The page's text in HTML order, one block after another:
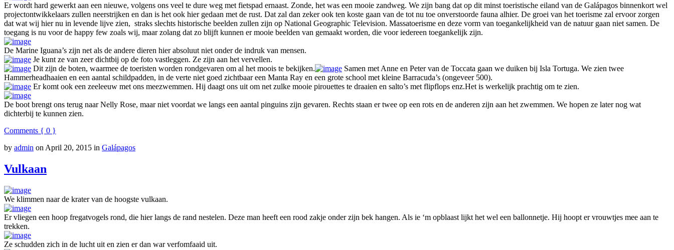
Er wordt hard gewerkt aan een nieuwe, volgens ons veel te dure weg met fietspad ernaast. Zonde, het was een mooie zandweg. We zijn bang dat op dit minst toeristische eiland van de Galápagos binnenkort wel
projectontwikkelaars zullen neerstrijken en dan is het ook hier gedaan met de rust. Dat zal dan zeker ook ten koste gaan van de tot nu toe onverstoorde fauna alhier. De groei van het toerisme zal ervoor zorgen
dat wat wij hier nu in levende lijve zien, straks slechts historische beelden zullen zijn op National Geographic Television. Massatoerisme en deze vorm van toegankelijkheid van de natuur gaan niet samen. De
toegang is nu voor de happy few zoals wij, maar zolang dat zo blijft kunnen er mooie beelden van gemaakt worden, die voor iedereen toegankelijk zijn.
De Marine Iguana’s zijn net als de andere dieren hier absoluut niet onder de indruk van mensen.
Je kunt ze van zeer dichtbij op de foto vastleggen. Ze zijn aan het vervellen.
Dit zijn de boten, waarmee de toeristen worden rondgevaren om al het moois te bekijken.
Samen met Anne en Peter van de Toccata gaan we duiken bij Isla Tortuga. We zien twee
Hammerheadhaaien en een aantal schildpadden, in de verte niet goed zichtbaar een Manta Ray en een grote school met kleine Barracuda’s (ongeveer 500).
Er komt ook een zeeleeuw met ons meezwemmen. Hij daagt ons uit om net zulke mooie pirouettes te draaien en salto’s met flipflops enz.Het is werkelijk prachtig om te zien.
De boot brengt ons terug naar Nelly Rose, maar niet voordat we langs een aantal pinguins zijn gevaren. Rechts staan er twee op een rots en de anderen zijn aan het zwemmen. We hopen ze later nog wat
dichterbij te kunnen zien.
Comments { 0 }
by admin on April 20, 2015 in Galápagos
Vulkaan
We klimmen naar de krater van de hoogste vulkaan.
Er vliegen een hoop fregatvogels rond, die hier langs de rand nestelen. Deze man heeft een rood zakje onder zijn bek hangen. Als ie ‘m opblaast lijkt het wel een ballonnetje. Hij hoopt er vrouwtjes mee aan te
trekken.
Ze schudden zich in de lucht uit en zien er dan war verfomfaaid uit.